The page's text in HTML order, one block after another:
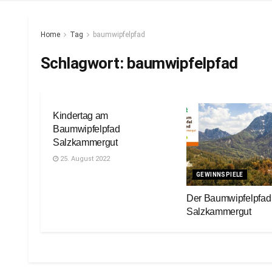
Home Tag baumwipfelpfad
Schlagwort: baumwipfelpfad
Kindertag am
Baumwipfelpfad
Salzkammergut
25. August 2022
GEWINNSPIELE
Der
Salzkammergut